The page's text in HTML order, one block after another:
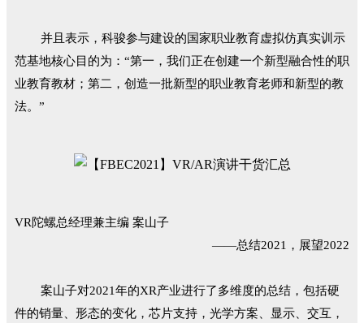
并且表示，科骏参与建设的国家职业教育虚拟仿真实训示
范基地核心目的为：“第一，我们正在创建一个新型融合性的职
业教育教材；第二，创造一批新型的职业教育老师和新型的教
法。”
VR陀螺总经理兼主编 案山子
——总结2021，展望2022
案山子对2021年的XR产业进行了多维度的总结，包括硬
件的销量、形态的变化，芯片支持，光学方案、显示、交互，